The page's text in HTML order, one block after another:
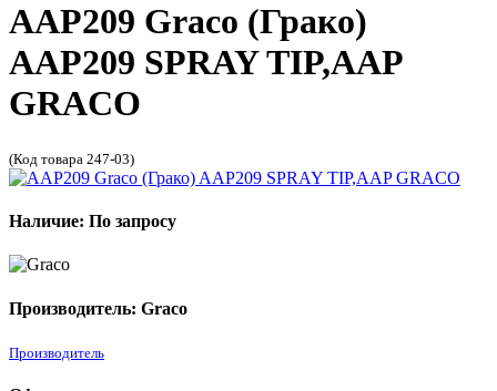
AAP209 Graco (Грако)
AAP209 SPRAY TIP,AAP
GRACO
(Код товара 247-03)
Наличие: По запросу
Производитель: Graco
Производитель